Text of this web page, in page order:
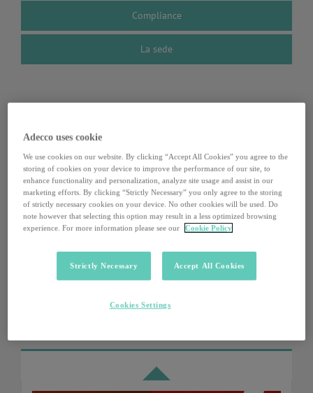
Compliance
La sede
Sei diversi brand, un solo
obiettivo:
cambiare il mondo del lavoro
Parliamo a ogni specifica area professionale, attraverso
diverse società specializzate.
Ognuna delle nostre società ha competenze di settore ed
Adecco uses cookie
We use cookies on our website. By clicking “Accept All Cookies” you agree to the
storing of cookies on your device to improve the performance of our site, to
enhance functionality and personalization, analyze site usage and assist in our
marketing efforts. By clicking “Strictly Necessary” you only agree to the storing
of strictly necessary cookies on your device. No other cookies will be used. Do
note however that selecting this option may result in a less optimized browsing
experience. For more information please see our
Cookie Policy
Strictly Necessary Accept All Cookies
Cookies Settings